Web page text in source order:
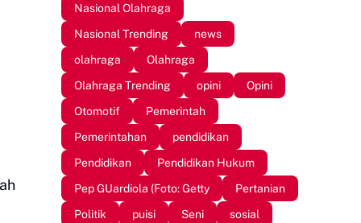
Nasional Olahraga
Nasional Trending
news
olahraga
Olahraga
Olahraga Trending
opini
Opini
Otomotif
Pemerintah
Pemerintahan
pendidikan
Pendidikan
Pendidikan Hukum
Pep GUardiola (Foto: Getty
Pertanian
Politik
puisi Seni
sosial